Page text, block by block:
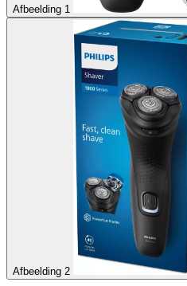
Afbeelding 1
Afbeelding 2